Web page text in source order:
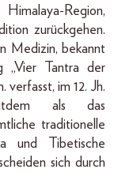
Region,
zurückgehen.
Medizin, bekannt
„Vier Tantra der
verfasst, im 12. Jh.
als das
traditionelle
und Tibetische
sich durch